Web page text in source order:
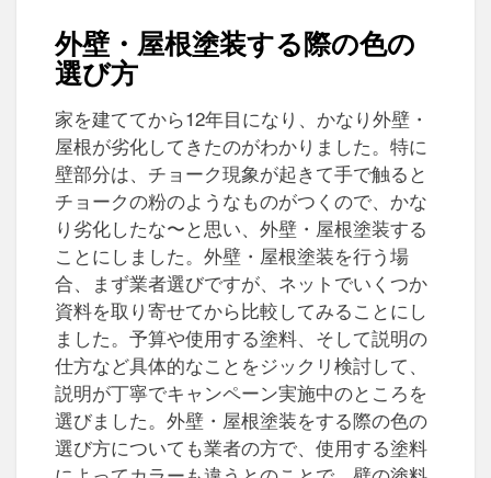
外壁・屋根塗装する際の色の
選び方
家を建ててから12年目になり、かなり外壁・
屋根が劣化してきたのがわかりました。特に
壁部分は、チョーク現象が起きて手で触ると
チョークの粉のようなものがつくので、かな
り劣化したな〜と思い、外壁・屋根塗装する
ことにしました。外壁・屋根塗装を行う場
合、まず業者選びですが、ネットでいくつか
資料を取り寄せてから比較してみることにし
ました。予算や使用する塗料、そして説明の
仕方など具体的なことをジックリ検討して、
説明が丁寧でキャンペーン実施中のところを
選びました。外壁・屋根塗装をする際の色の
選び方についても業者の方で、使用する塗料